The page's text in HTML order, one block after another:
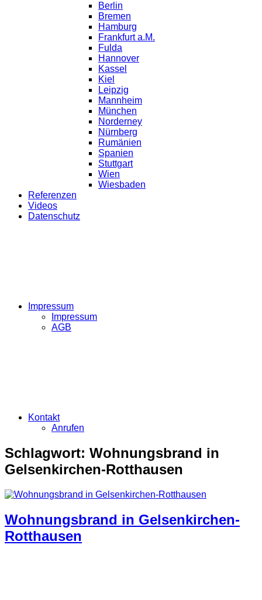
Berlin
Bremen
Hamburg
Frankfurt a.M.
Fulda
Hannover
Kassel
Kiel
Leipzig
Mannheim
München
Norderney
Nürnberg
Rumänien
Spanien
Stuttgart
Wien
Wiesbaden
Referenzen
Videos
Datenschutz
Impressum
Impressum
AGB
Kontakt
Anrufen
Schlagwort: Wohnungsbrand in
Gelsenkirchen-Rotthausen
Wohnungsbrand in Gelsenkirchen-
Rotthausen